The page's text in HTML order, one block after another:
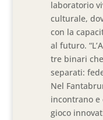
laboratorio
culturale,
con la
al futuro.
tre binari
separati:
Nel
incontrano e
gioco